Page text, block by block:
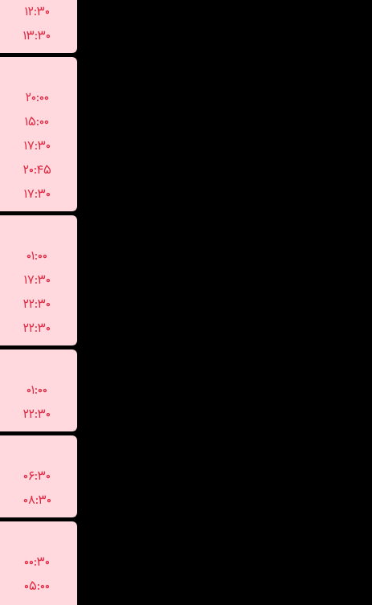
۱۲:۳۰
۱۳:۳۰
۲۰:۰۰
۱۵:۰۰
۱۷:۳۰
۲۰:۴۵
۱۷:۳۰
۰۱:۰۰
۱۷:۳۰
۲۲:۳۰
۲۲:۳۰
۰۱:۰۰
۲۲:۳۰
۰۶:۳۰
۰۸:۳۰
۰۰:۳۰
۰۵:۰۰